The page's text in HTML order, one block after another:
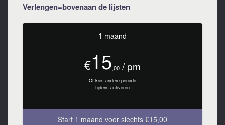
Verlengen=bovenaan de lijsten
1 maand
€15 ,00 / pm
Of kies andere periode
tijdens activeren
Start 1 maand voor slechts €15,00